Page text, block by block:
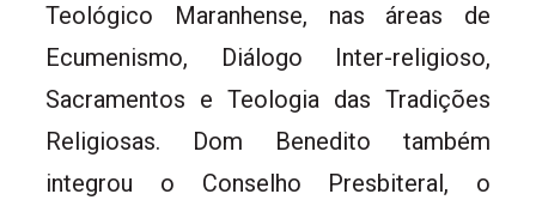
Teológico Maranhense, nas áreas de
Ecumenismo, Diálogo Inter-religioso,
Sacramentos e Teologia das Tradições
Religiosas. Dom Benedito também
integrou o Conselho Presbiteral, o